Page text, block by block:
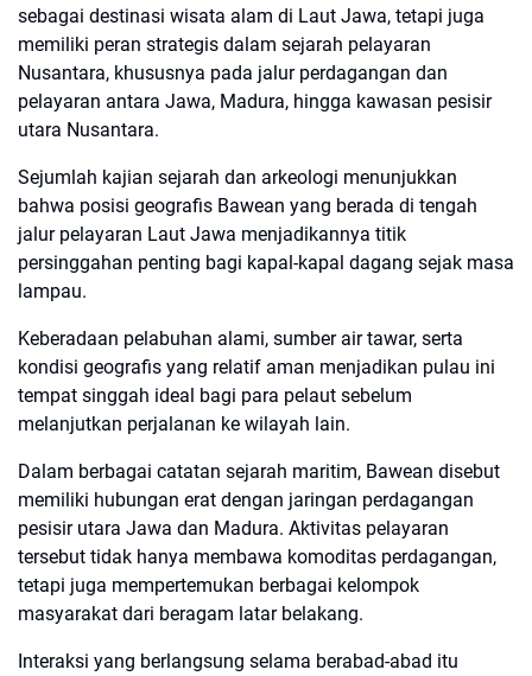
sebagai destinasi wisata alam di Laut Jawa, tetapi juga
memiliki peran strategis dalam sejarah pelayaran
Nusantara, khususnya pada jalur perdagangan dan
pelayaran antara Jawa, Madura, hingga kawasan pesisir
utara Nusantara.
Sejumlah kajian sejarah dan arkeologi menunjukkan
bahwa posisi geografis Bawean yang berada di tengah
jalur pelayaran Laut Jawa menjadikannya titik
persinggahan penting bagi kapal-kapal dagang sejak masa
lampau.
Keberadaan pelabuhan alami, sumber air tawar, serta
kondisi geografis yang relatif aman menjadikan pulau ini
tempat singgah ideal bagi para pelaut sebelum
melanjutkan perjalanan ke wilayah lain.
Dalam berbagai catatan sejarah maritim, Bawean disebut
memiliki hubungan erat dengan jaringan perdagangan
pesisir utara Jawa dan Madura. Aktivitas pelayaran
tersebut tidak hanya membawa komoditas perdagangan,
tetapi juga mempertemukan berbagai kelompok
masyarakat dari beragam latar belakang.
Interaksi yang berlangsung selama berabad-abad itu